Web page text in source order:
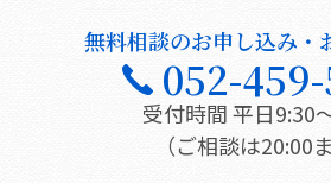
無料相談のお申し込み・
052-
受付時間 平日9:30
（ご相談は20:00